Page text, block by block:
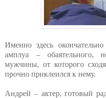
Именно здесь
амплуа – обаятельного,
мужчины, от которого
прочно приклеился к нему.
Андрей – актер, готовый